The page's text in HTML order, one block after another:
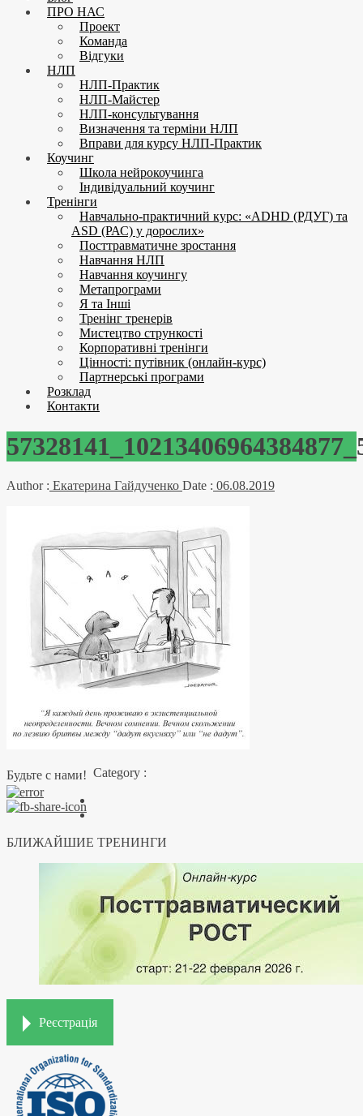
ПРО НАС
Проект
Команда
Відгуки
НЛП
НЛП-Практик
НЛП-Майстер
НЛП-консультування
Визначення та терміни НЛП
Вправи для курсу НЛП-Практик
Коучинг
Школа нейрокоучинга
Індивідуальний коучинг
Тренінги
Навчально-практичний курс: «ADHD (РДУГ) та
ASD (РАС) у дорослих»
Посттравматичне зростання
Навчання НЛП
Навчання коучингу
Метапрограми
Я та Інші
Тренінг тренерів
Мистецтво стрункості
Корпоративні тренінги
Цінності: путівник (онлайн-курс)
Партнерські програми
Розклад
Контакти
Author : Екатерина Гайдученко Date : 06.08.2019
Будьте с нами! Category :
БЛИЖАЙШИЕ ТРЕНИНГИ
Реєстрація